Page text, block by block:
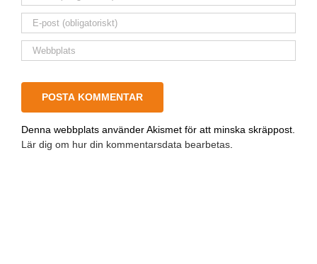
Denna webbplats använder Akismet för att minska skräppost.
Lär dig om hur din kommentarsdata bearbetas.